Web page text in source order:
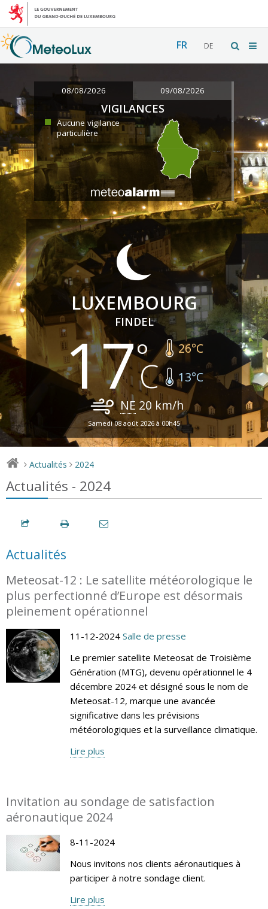
FR DE
08/08/2026 09/08/2026
VIGILANCES
Aucune vigilance
particulière
LUXEMBOURG
FINDEL
17 26°C
13°C
NE 20 km/h
Samedi 08 août 2026 à 00h45
> Actualités > 2024
Actualités - 2024
Actualités
Meteosat-12 : Le satellite météorologique le
plus perfectionné d’Europe est désormais
pleinement opérationnel
11-12-2024 Salle de presse
Le premier satellite Meteosat de Troisième
Génération (MTG), devenu opérationnel le 4
décembre 2024 et désigné sous le nom de
Meteosat-12, marque une avancée
significative dans les prévisions
météorologiques et la surveillance climatique.
Lire plus
Invitation au sondage de satisfaction
aéronautique 2024
8-11-2024
Nous invitons nos clients aéronautiques à
participer à notre sondage client.
Lire plus